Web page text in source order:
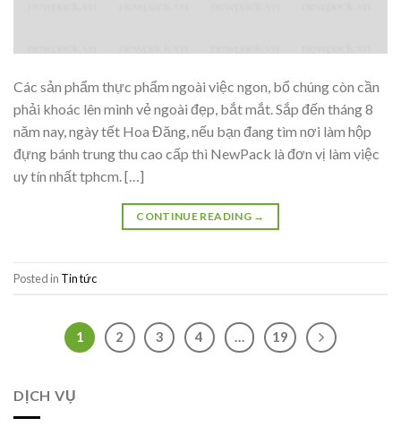
Các sản phẩm thực phẩm ngoài việc ngon, bổ chúng còn cần
phải khoác lên mình vẻ ngoài đẹp, bắt mắt. Sắp đến tháng 8
năm nay, ngày tết Hoa Đăng, nếu bạn đang tìm nơi làm hộp
đựng bánh trung thu cao cấp thì NewPack là đơn vị làm việc
uy tín nhất tphcm. […]
CONTINUE READING →
Posted in Tin tức
1 2 3 4 … 19
DỊCH VỤ